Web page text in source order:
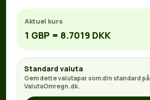
Aktuel kurs
1 GBP = 8.7019 DKK
Standard valuta
Gem dette valutapar som din standard på
ValutaOmregn.dk.